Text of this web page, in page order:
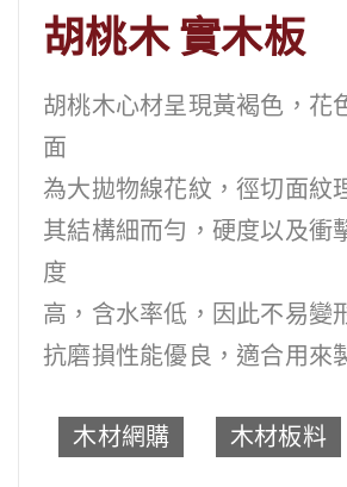
胡桃木 實木板
胡桃木心材呈現黃褐色，花
面
為大拋物線花紋，徑切面紋
其結構細而勻，硬度以及衝
度
高，含水率低，因此不易變
抗磨損性能優良，適合用來
木材網購 木材板料